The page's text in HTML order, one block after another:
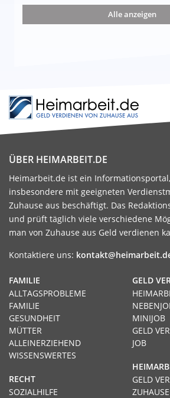
die 15 besten Möglichkeiten
Alle anzeigen
ÜBER HEIMARBEIT.DE
Heimarbeit.de ist ein
insbesondere mit geeigneten
Zuhause aus beschäftigt. Das
und prüft täglich viele verschiedene
man von Zuhause aus Geld verdienen
Kontaktiere uns:
GELD
MINIJOB
GELD
JOB
GELD
FAMILIE
ALLTAGSPROBLEME
FAMILIE
GESUNDHEIT
MÜTTER
ALLEINERZIEHEND
WISSENSWERTES
RECHT
SOZIALHILFE